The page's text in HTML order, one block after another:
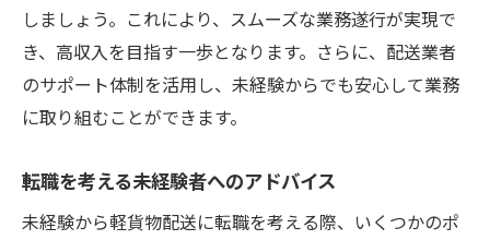
しましょう。これにより、スムーズな業務遂行が実現で
き、高収入を目指す一歩となります。さらに、配送業者
のサポート体制を活用し、未経験からでも安心して業務
に取り組むことができます。
転職を考える未経験者へのアドバイス
未経験から軽貨物配送に転職を考える際、いくつかのポ